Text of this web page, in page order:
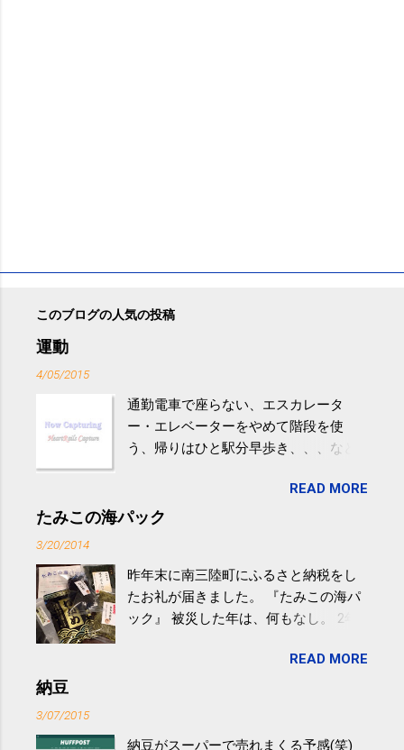
このブログの人気の投稿
運動
4/05/2015
通勤電車で座らない、エスカレータ
ー・エレベーターをやめて階段を使
う、帰りはひと駅分早歩き、、、など
やすい。 スポーツウェア・シューズで
するものだけが運動ではない。 食べ
けると改善する、との結果を筑波大の
研究チームが発表した。改善が期待で
きるのは、過度の飲酒が原因ではない
減らなくても効果があるという。 正田
READ MORE
たみこの海パック
3/20/2014
昨年末に南三陸町にふるさと納税をし
たお礼が届きました。 『たみこの海パ
ック』 被災した年は、何もなし。 2年
が『たみこの海パック』。 ボランティ
READ MORE
納豆
3/07/2015
納豆がスーパーで売れまくる予感(笑)